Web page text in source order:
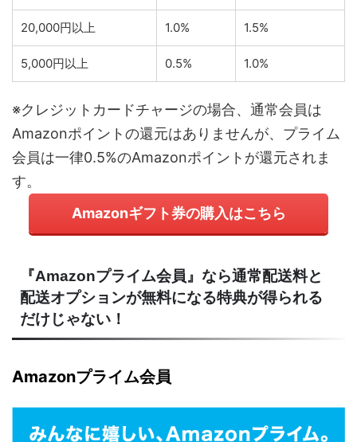
20,000円以上 1.0% 1.5%
5,000円以上 0.5% 1.0%
※クレジットカードチャージの場合、通常会員は
Amazonポイントの還元はありませんが、プライム
会員は一律0.5%のAmazonポイントが還元されま
す。
Amazonギフト券の購入はこちら
『Amazonプライム会員』なら通常配送料と
配送オプションが無料になる特典が得られる
だけじゃない！
Amazonプライム会員